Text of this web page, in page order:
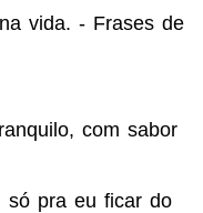
vida. - Frases de
com sabor
só pra eu ficar do